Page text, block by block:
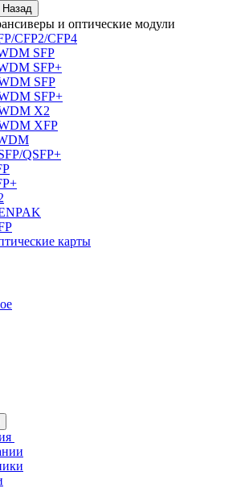
Назад
и оптические модули
CFP2/CFP4
SFP
SFP+
SFP
SFP+
X2
XFP
QSFP+
карты